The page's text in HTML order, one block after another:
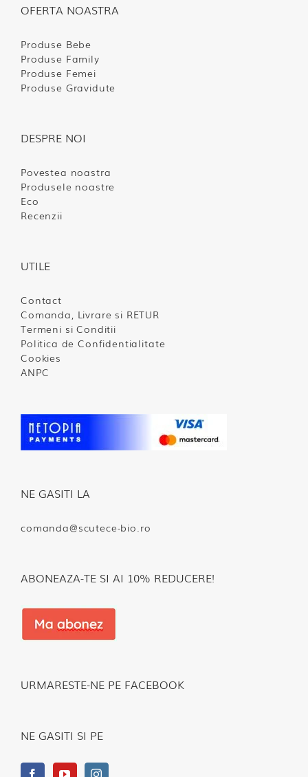
OFERTA NOASTRA
Produse Bebe
Produse Family
Produse Femei
Produse Gravidute
DESPRE NOI
Povestea noastra
Produsele noastre
Eco
Recenzii
UTILE
Contact
Comanda, Livrare si RETUR
Termeni si Conditii
Politica de Confidentialitate
Cookies
ANPC
NE GASITI LA
comanda@scutece-bio.ro
ABONEAZA-TE SI AI 10% REDUCERE!
URMARESTE-NE PE FACEBOOK
NE GASITI SI PE